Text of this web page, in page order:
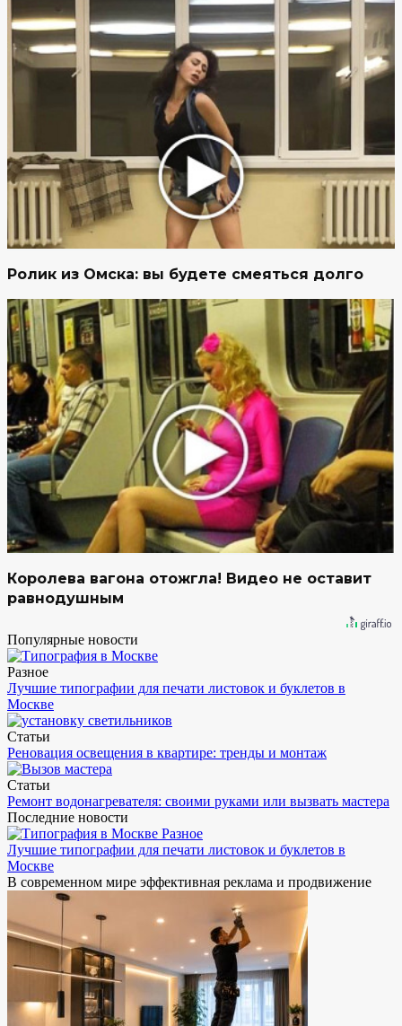
Ролик из Омска: вы будете смеяться долго
Королева вагона отожгла! Видео не оставит
равнодушным
Популярные новости
Разное
Лучшие типографии для печати листовок и буклетов в
Москве
Статьи
Реновация освещения в квартире: тренды и монтаж
Статьи
Ремонт водонагревателя: своими руками или вызвать мастера
Последние новости
Разное
Лучшие типографии для печати листовок и буклетов в
Москве
В современном мире эффективная реклама и продвижение